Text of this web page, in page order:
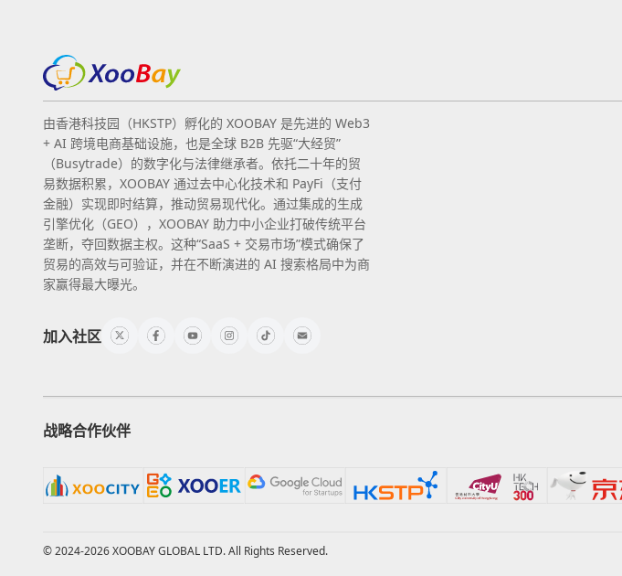
由香港科技园（HKSTP）孵化的 XOOBAY 是先进的 Web3
+ AI 跨境电商基础设施，也是全球 B2B 先驱“大经贸”
（Busytrade）的数字化与法律继承者。依托二十年的贸
易数据积累，XOOBAY 通过去中心化技术和 PayFi（支付
金融）实现即时结算，推动贸易现代化。通过集成的生成
引擎优化（GEO），XOOBAY 助力中小企业打破传统平台
垄断，夺回数据主权。这种“SaaS + 交易市场”模式确保了
贸易的高效与可验证，并在不断演进的 AI 搜索格局中为商
家赢得最大曝光。
加入社区
战略合作伙伴
© 2024-2026 XOOBAY GLOBAL LTD. All Rights Reserved.